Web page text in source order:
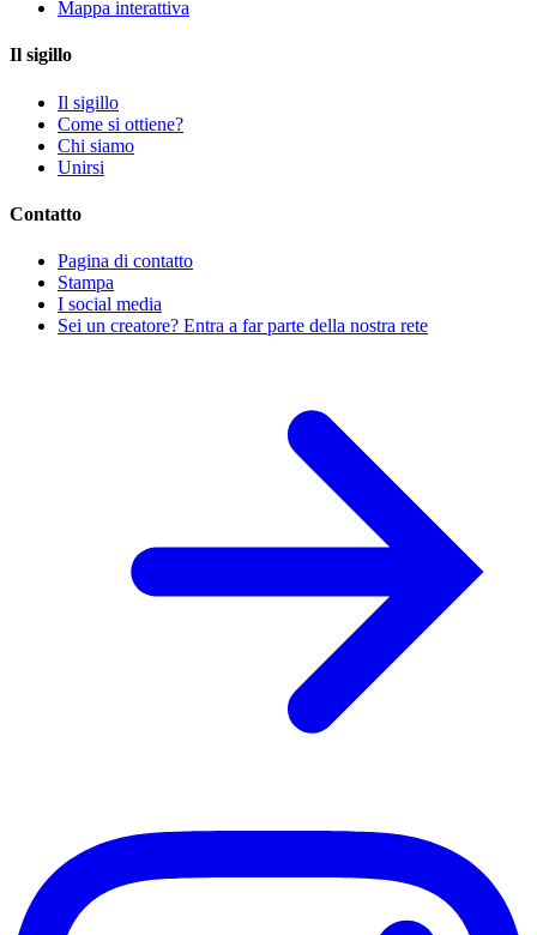
Mappa interattiva
Il sigillo
Il sigillo
Come si ottiene?
Chi siamo
Unirsi
Contatto
Pagina di contatto
Stampa
I social media
Sei un creatore? Entra a far parte della nostra rete